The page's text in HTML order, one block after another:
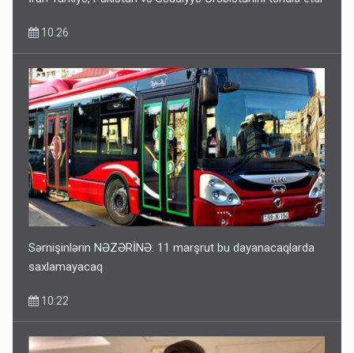
10:26
Sərnişinlərin NƏZƏRİNƏ: 11 marşrut bu dayanacaqlarda
saxlamayacaq
10:22